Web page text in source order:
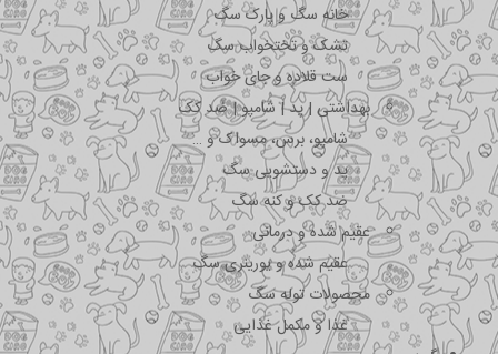
خانه سگ و پارک سگ
تشک و تختخواب سگ
ست قلاده و جای خواب
بهداشتی | پد | شامپو | ضد کک
شامپو، برس، مسواک و …
پد و دستشویی سگ
ضد کک و کنه سگ
عقیم شده و درمانی
عقیم شده و یورینری سگ
محصولات توله سگ
غذا و مکمل غذایی